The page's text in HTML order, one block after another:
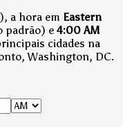
a hora em Eastern
padrão) e 4:00 AM
cidades na
Washington, DC.